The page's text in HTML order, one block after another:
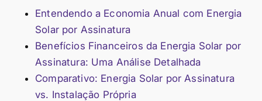
Entendendo a Economia Anual com Energia
Solar por Assinatura
Benefícios Financeiros da Energia Solar por
Assinatura: Uma Análise Detalhada
Comparativo: Energia Solar por Assinatura
vs. Instalação Própria